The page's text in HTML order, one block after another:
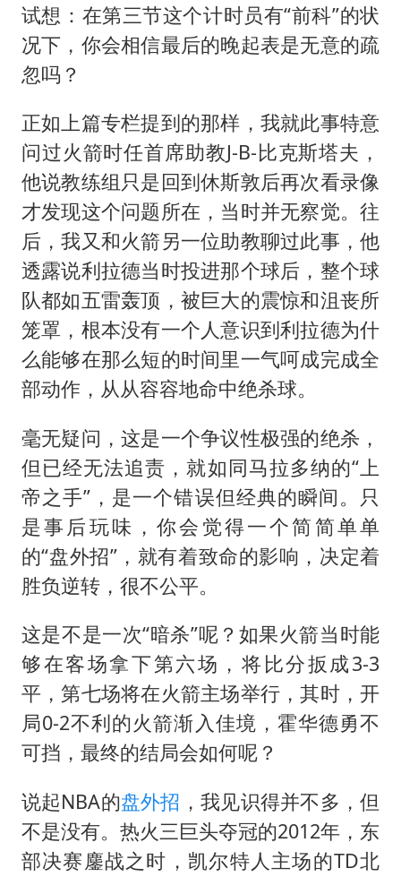
试想：在第三节这个计时员有“前科”的状
况下，你会相信最后的晚起表是无意的疏
忽吗？
正如上篇专栏提到的那样，我就此事特意
问过火箭时任首席助教J-B-比克斯塔夫，
他说教练组只是回到休斯敦后再次看录像
才发现这个问题所在，当时并无察觉。往
后，我又和火箭另一位助教聊过此事，他
透露说利拉德当时投进那个球后，整个球
队都如五雷轰顶，被巨大的震惊和沮丧所
笼罩，根本没有一个人意识到利拉德为什
么能够在那么短的时间里一气呵成完成全
部动作，从从容容地命中绝杀球。
毫无疑问，这是一个争议性极强的绝杀，
但已经无法追责，就如同马拉多纳的“上
帝之手”，是一个错误但经典的瞬间。只
是事后玩味，你会觉得一个简简单单
的“盘外招”，就有着致命的影响，决定着
胜负逆转，很不公平。
这是不是一次“暗杀”呢？如果火箭当时能
够在客场拿下第六场，将比分扳成3-3
平，第七场将在火箭主场举行，其时，开
局0-2不利的火箭渐入佳境，霍华德勇不
可挡，最终的结局会如何呢？
说起NBA的盘外招 ，我见识得并不多，但
不是没有。热火三巨头夺冠的2012年，东
部决赛鏖战之时，凯尔特人主场的TD北